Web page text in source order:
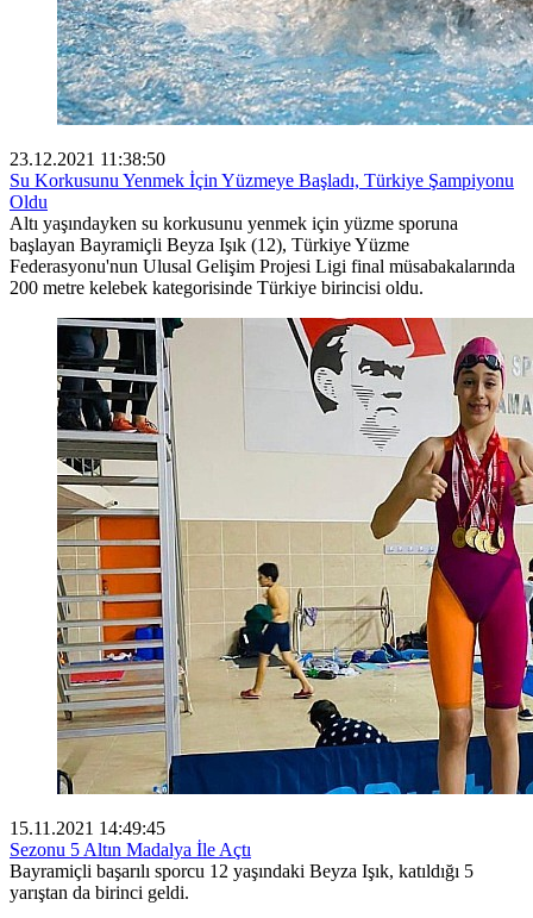
23.12.2021 11:38:50
Su Korkusunu Yenmek İçin Yüzmeye Başladı, Türkiye Şampiyonu
Oldu
Altı yaşındayken su korkusunu yenmek için yüzme sporuna
başlayan Bayramiçli Beyza Işık (12), Türkiye Yüzme
Federasyonu'nun Ulusal Gelişim Projesi Ligi final müsabakalarında
200 metre kelebek kategorisinde Türkiye birincisi oldu.
15.11.2021 14:49:45
Sezonu 5 Altın Madalya İle Açtı
Bayramiçli başarılı sporcu 12 yaşındaki Beyza Işık, katıldığı 5
yarıştan da birinci geldi.